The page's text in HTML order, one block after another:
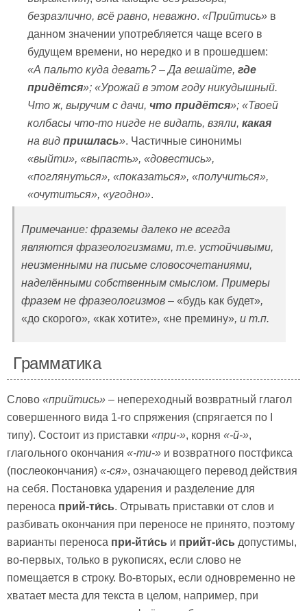
безразлично, всё равно, неважно.«Прийтись» в
данном значении употребляется чаще всего в
будущем времени, но нередко и в прошедшем:
«А пальто куда девать? – Да вешайте,где
придётся»; «Урожай в этом году никудышный.
Что ж, выручим с дачи,что придётся»; «Твоей
колбасы что-то нигде не видать, взяли,какая
на видпришлась». Частичные синонимы
«выйти», «выпасть», «довестись»,
«поглянуться», «показаться», «получиться»,
«очутиться», «угодно».
Примечание: фраземы далеко не всегда
являются фразеологизмами, т.е. устойчивыми,
неизменными на письме словосочетаниями,
наделёнными собственным смыслом. Примеры
фразем не фразеологизмов – «будь как будет»,
«до скорого», «как хотите», «не премину», и т.п.
Грамматика
Слово «прийтись» – непереходный возвратный глагол
совершенного вида 1-го спряжения (спрягается по I
типу). Состоит из приставки «при-», корня «-й-»,
глагольного окончания «-ти-» и возвратного постфикса
(послеокончания) «-ся», означающего перевод действия
на себя. Постановка ударения и разделение для
переноса прий-ти́сь. Отрывать приставки от слов и
разбивать окончания при переносе не принято, поэтому
варианты переноса при-йти́сь и прийт-и́сь допустимы,
во-первых, только в рукописях, если слово не
помещается в строку. Во-вторых, если одновременно не
хватает места для текста в целом, например, при